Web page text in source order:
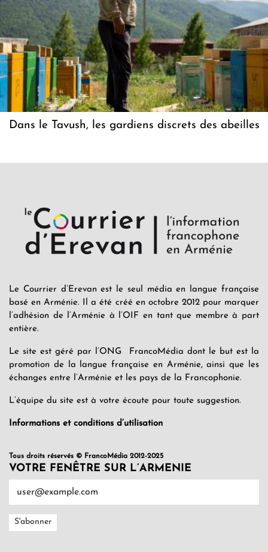
Dans le Tavush, les gardiens discrets des abeilles
Le Courrier d’Erevan est le seul média en langue française
basé en Arménie. Il a été créé en octobre 2012 pour marquer
l’adhésion de l’Arménie à l’OIF en tant que membre à part
entière.
Le site est géré par l’ONG FrancoMédia dont le but est la
promotion de la langue française en Arménie, ainsi que les
échanges entre l’Arménie et les pays de la Francophonie.
L’équipe du site est à votre écoute pour toute suggestion.
Informations et conditions d’utilisation
Tous droits réservés © FrancoMédia 2012-2025
VOTRE FENÊTRE SUR L’ARMENIE